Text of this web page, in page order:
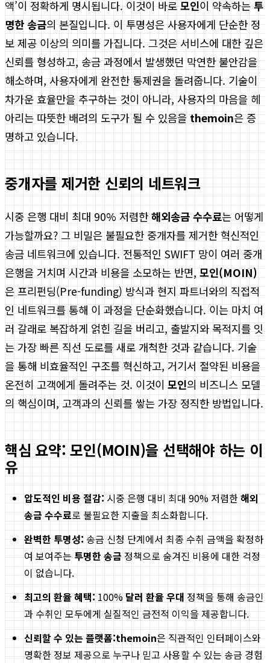
액’이 정확하게 명시됩니다. 이것이 바로 모인이 약속하는 투
명한 송금의 본질입니다. 이 투명성은 사용자에게 단순한 정
보 제공 이상의 의미를 가집니다. 그것은 서비스에 대한 깊은
신뢰를 형성하고, 송금 과정에서 발생했던 막연한 불안감을
해소하며, 사용자에게 완전한 통제권을 돌려줍니다. 기술이
차가운 효율만을 추구하는 것이 아니라, 사용자의 마음을 헤
아리는 따뜻한 배려의 도구가 될 수 있음을 themoin은 증
명하고 있습니다.
중개자를 제거한 신뢰의 네트워크
시중 은행 대비 최대 90% 저렴한 해외송금 수수료는 어떻게
가능할까요? 그 비밀은 불필요한 중개자를 제거한 혁신적인
송금 네트워크에 있습니다. 전통적인 SWIFT 망이 여러 중개
은행을 거치며 시간과 비용을 소모하는 반면, 모인(MOIN)
은 프리펀딩(Pre-funding) 방식과 현지 파트너와의 직접적
인 네트워크를 통해 이 과정을 단순화했습니다. 이는 마치 여
러 갈래로 복잡하게 얽힌 길을 버리고, 출발지와 목적지를 잇
는 가장 빠른 직선 도로를 새로 개척한 것과 같습니다. 기술
을 통해 비효율적인 구조를 혁신하고, 거기서 절약된 비용을
온전히 고객에게 돌려주는 것. 이것이 모인의 비즈니스 모델
의 핵심이며, 고객과의 신뢰를 쌓는 가장 정직한 방법입니다.
핵심 요약: 모인(MOIN)을 선택해야 하는 이
유
압도적인 비용 절감: 시중 은행 대비 최대 90% 저렴한해외
송금 수수료로 불필요한 지출을 최소화합니다.
완벽한 투명성: 송금 신청 단계에서 최종 수취 금액을 확정하
여 보여주는 투명한 송금 정책으로 숨겨진 비용에 대한 걱정
이 없습니다.
최고의 환율 혜택: 100% 달러 환율 우대 정책을 통해 송금인
과 수취인 모두에게 실질적인 금전적 이익을 제공합니다.
신뢰할 수 있는 플랫폼:themoin은 직관적인 인터페이스와
명확한 정보 제공으로 누구나 믿고 사용할 수 있는 송금 경험